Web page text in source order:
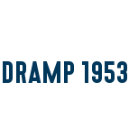
1953